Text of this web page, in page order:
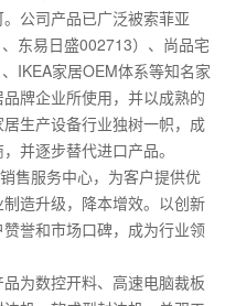
公司产品已广泛被索菲亚
东易日盛002713）、尚品宅
IKEA家居OEM体系等知名家
牌企业所使用，并以成熟的
生产设备行业独树一帜，成
并逐步替代进口产品。
服务中心，为客户提供优
造升级，降本增效。以创新
誉和市场口碑，成为行业领
为数控开料、高速电脑裁板